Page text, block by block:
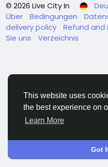
This website uses
the best experience on
Learn More
Got
© 2026 Live City In
Über
Bedingungen
delivery policy
Refund and
Sie uns
Verzeichnis